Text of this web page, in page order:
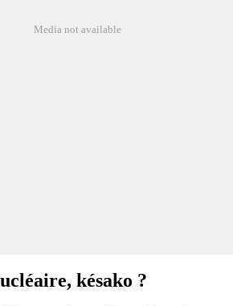
Media not available
késako ?